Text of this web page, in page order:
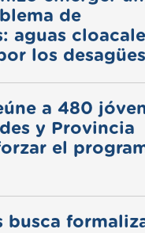
de
aguas
los desagües
a 480
y Provincia
el
busca